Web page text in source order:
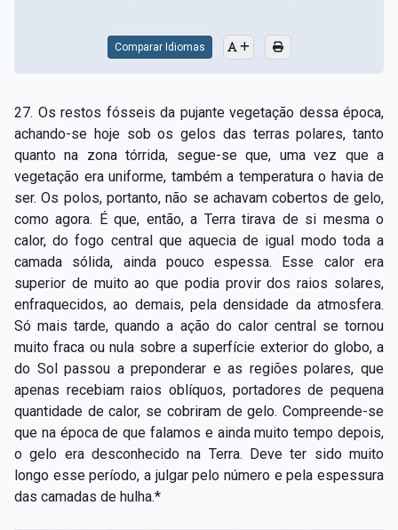
Comparar Idiomas
27. Os restos fósseis da pujante vegetação dessa época,
achando-­se hoje sob os gelos das terras polares, tanto
quanto na zona tórrida, segue­-se que, uma vez que a
vegetação era uniforme, também a temperatura o havia de
ser. Os polos, portanto, não se achavam cobertos de gelo,
como agora. É que, então, a Terra tirava de si mesma o
calor, do fogo central que aquecia de igual modo toda a
camada sólida, ainda pouco espessa. Esse calor era
superior de muito ao que podia provir dos raios solares,
enfraquecidos, ao demais, pela densidade da atmosfera.
Só mais tarde, quando a ação do calor central se tornou
muito fraca ou nula sobre a superfície exterior do globo, a
do Sol passou a preponderar e as regiões polares, que
apenas recebiam raios oblíquos, portadores de pequena
quantidade de calor, se cobriram de gelo. Compreende­-se
que na época de que falamos e ainda muito tempo depois,
o gelo era desconhecido na Terra. Deve ter sido muito
longo esse período, a julgar pelo número e pela espessura
das camadas de hulha.*